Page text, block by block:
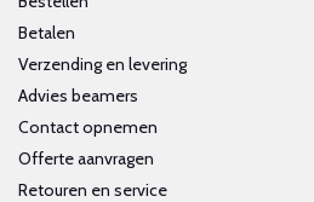
Betalen
Verzending en levering
Advies beamers
Contact opnemen
Offerte aanvragen
Retouren en service